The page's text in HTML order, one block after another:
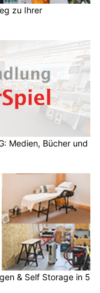
zu Ihrer
Medien, Bücher und
& Self Storage in 5